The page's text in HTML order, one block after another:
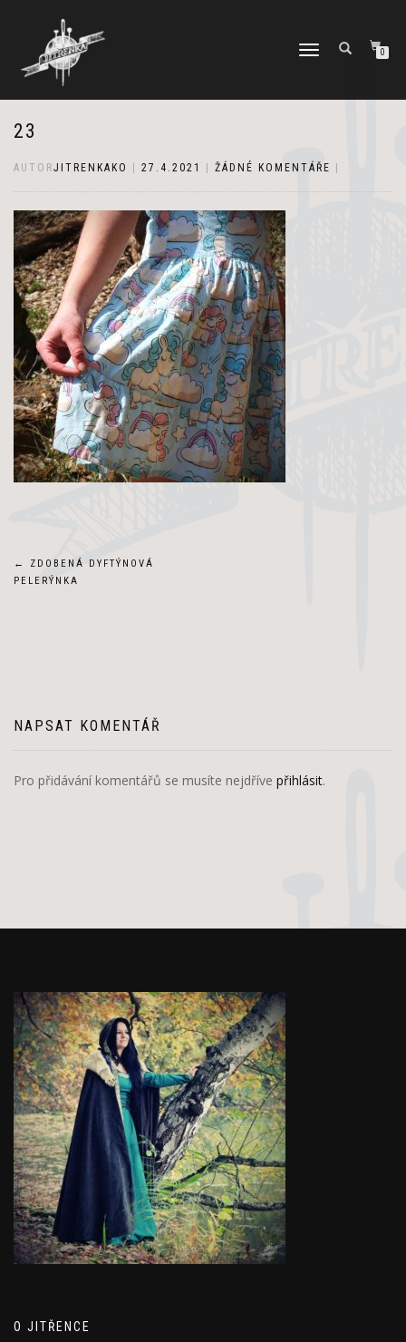
PŘEPNOUT
0
23
AUTORJITRENKAKO 27.4.2021 ŽÁDNÉ KOMENTÁŘE
Navigace
←
ZDOBENÁ DYFTÝNOVÁ
PELERÝNKA
NAPSAT KOMENTÁŘ
Pro přidávání komentářů se musíte nejdříve přihlásit.
O JITŘENCE